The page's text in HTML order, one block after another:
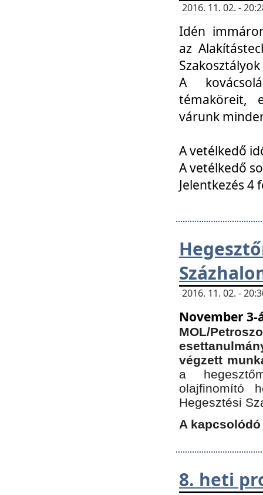
2016. 11. 02. -
Idén
az
A
témaköreit,
várunk
A vetélkedő
A vetélkedő
Jelentkezés 4
2016. 11. 02. -
November
MOL/
végzett
a
olajfinomító
Hegesztési
A
8. heti